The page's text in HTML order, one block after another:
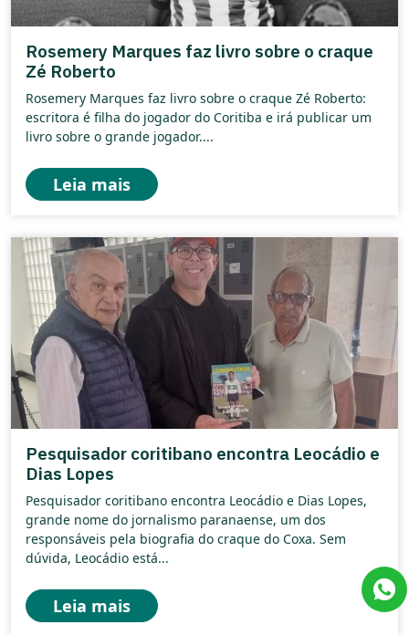
Rosemery Marques faz livro sobre o craque
Zé Roberto
Rosemery Marques faz livro sobre o craque Zé Roberto:
escritora é filha do jogador do Coritiba e irá publicar um
livro sobre o grande jogador....
Leia mais
Pesquisador coritibano encontra Leocádio e
Dias Lopes
Pesquisador coritibano encontra Leocádio e Dias Lopes,
grande nome do jornalismo paranaense, um dos
responsáveis pela biografia do craque do Coxa. Sem
dúvida, Leocádio está...
Leia mais